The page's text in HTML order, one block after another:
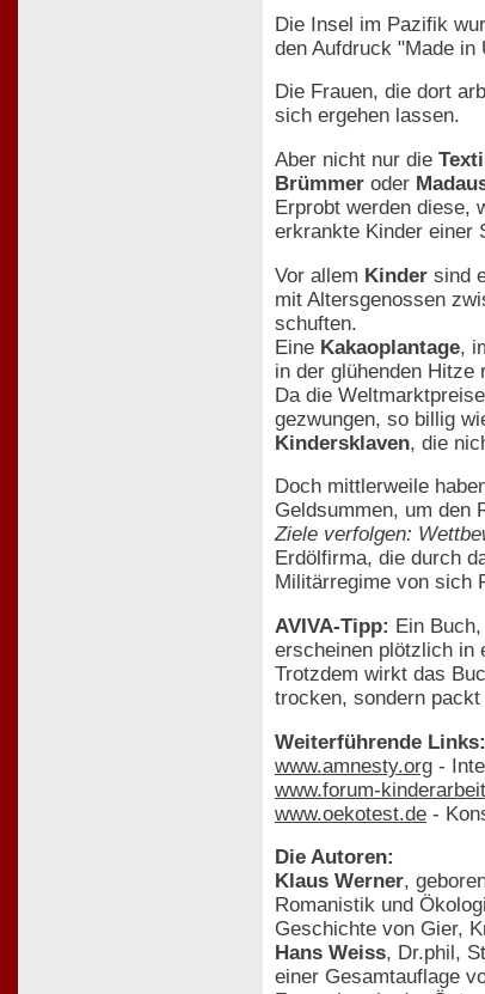
Die Insel im Pazifik
den Aufdruck "Made
Die Frauen, die dort
sich ergehen lassen.
Aber nicht nur die
Brümmer oder
Erprobt werden diese,
erkrankte Kinder einer
Vor allem Kinder sind
mit Altersgenossen
schuften.
Eine Kakaoplantage,
in der glühenden Hitze
Da die
gezwungen, so billig
Kindersklaven, die
Doch mittlerweile
Geldsummen, um den
Ziele verfolgen:
Erdölfirma, die durch
Militärregime von sich
AVIVA-Tipp: Ein
erscheinen plötzlich in
Trotzdem wirkt das
trocken, sondern
Weiterführende Links:
www.amnesty.org -
www.forum-
www.oekotest.de -
Die Autoren:
Klaus Werner,
Romanistik und
Geschichte von Gier,
Hans Weiss, Dr.phil,
einer Gesamtauflage